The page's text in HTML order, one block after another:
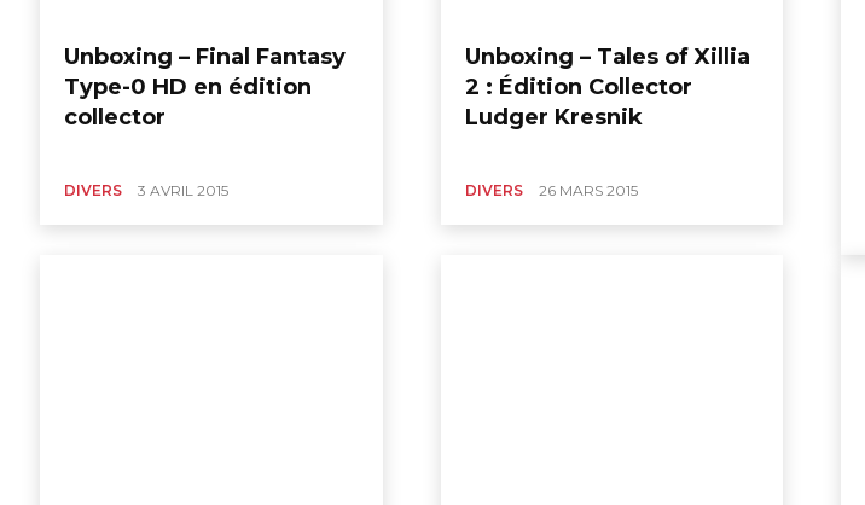
statuettes
Unboxing – Final Fantasy
Type-0 HD en édition
collector
DIVERS 3 AVRIL 2015
Unboxing – Tales of Xillia
2 : Édition Collector
Ludger Kresnik
DIVERS 26 MARS 2015